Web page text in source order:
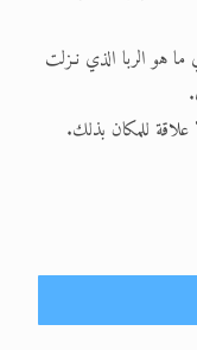
هو الربا الذي نـزلت
للمكان بذلك.